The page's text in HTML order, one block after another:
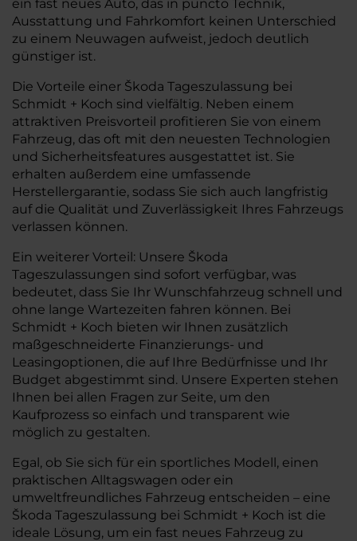
ein fast neues Auto, das in puncto Technik,
Ausstattung und Fahrkomfort keinen Unterschied
zu einem Neuwagen aufweist, jedoch deutlich
günstiger ist.
Die Vorteile einer Škoda Tageszulassung bei
Schmidt + Koch sind vielfältig. Neben einem
attraktiven Preisvorteil profitieren Sie von einem
Fahrzeug, das oft mit den neuesten Technologien
und Sicherheitsfeatures ausgestattet ist. Sie
erhalten außerdem eine umfassende
Herstellergarantie, sodass Sie sich auch langfristig
auf die Qualität und Zuverlässigkeit Ihres Fahrzeugs
verlassen können.
Ein weiterer Vorteil: Unsere Škoda
Tageszulassungen sind sofort verfügbar, was
bedeutet, dass Sie Ihr Wunschfahrzeug schnell und
ohne lange Wartezeiten fahren können. Bei
Schmidt + Koch bieten wir Ihnen zusätzlich
maßgeschneiderte Finanzierungs- und
Leasingoptionen, die auf Ihre Bedürfnisse und Ihr
Budget abgestimmt sind. Unsere Experten stehen
Ihnen bei allen Fragen zur Seite, um den
Kaufprozess so einfach und transparent wie
möglich zu gestalten.
Egal, ob Sie sich für ein sportliches Modell, einen
praktischen Alltagswagen oder ein
umweltfreundliches Fahrzeug entscheiden – eine
Škoda Tageszulassung bei Schmidt + Koch ist die
ideale Lösung, um ein fast neues Fahrzeug zu